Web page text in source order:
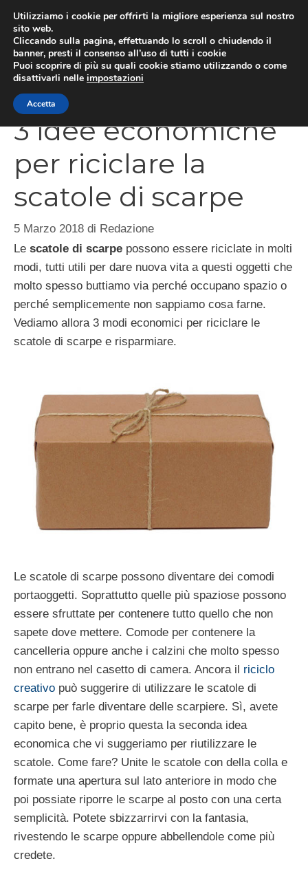
contenuto
3 idee economiche
per riciclare la
scatole di scarpe
5 Marzo 2018 di Redazione
Le scatole di scarpe possono essere riciclate in molti
modi, tutti utili per dare nuova vita a questi oggetti che
molto spesso buttiamo via perché occupano spazio o
perché semplicemente non sappiamo cosa farne.
Vediamo allora 3 modi economici per riciclare le
scatole di scarpe e risparmiare.
Le scatole di scarpe possono diventare dei comodi
portaoggetti. Soprattutto quelle più spaziose possono
essere sfruttate per contenere tutto quello che non
sapete dove mettere. Comode per contenere la
cancelleria oppure anche i calzini che molto spesso
non entrano nel casetto di camera. Ancora il riciclo
creativo può suggerire di utilizzare le scatole di
scarpe per farle diventare delle scarpiere. Sì, avete
capito bene, è proprio questa la seconda idea
economica che vi suggeriamo per riutilizzare le
scatole. Come fare? Unite le scatole con della colla e
formate una apertura sul lato anteriore in modo che
poi possiate riporre le scarpe al posto con una certa
semplicità. Potete sbizzarrirvi con la fantasia,
rivestendo le scarpe oppure abbellendole come più
credete.
Utilizziamo i cookie per offrirti la migliore esperienza sul nostro
sito web.
Cliccando sulla pagina, effettuando lo scroll o chiudendo il
banner, presti il consenso all’uso di tutti i cookie
Puoi scoprire di più su quali cookie stiamo utilizzando o come
disattivarli nelle impostazioni
Accetta